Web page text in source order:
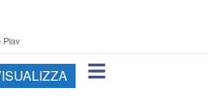
Play